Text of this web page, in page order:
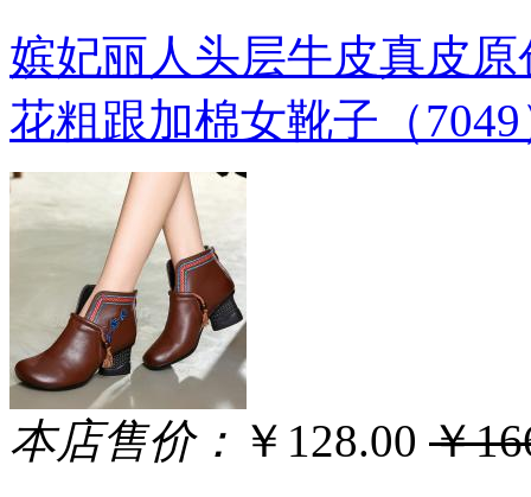
嫔妃丽人头层牛皮真皮
花粗跟加棉女靴子（
本店售价： ￥128.00 ￥